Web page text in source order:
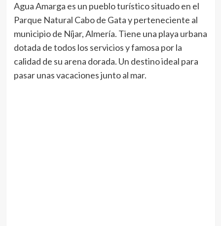
Agua Amarga es un pueblo turístico situado en el
Parque Natural Cabo de Gata y perteneciente al
municipio de Níjar, Almería. Tiene una playa urbana
dotada de todos los servicios y famosa por la
calidad de su arena dorada. Un destino ideal para
pasar unas vacaciones junto al mar.